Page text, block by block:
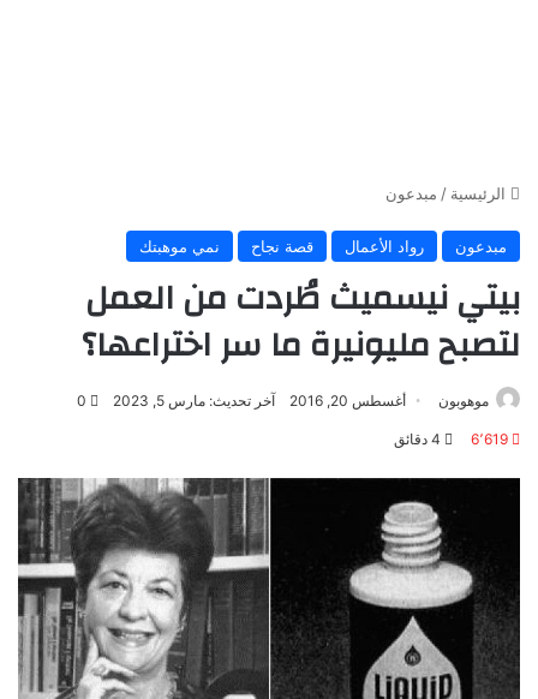
الرئيسية / مبدعون
مبدعون رواد الأعمال قصة نجاح نمي موهبتك
بيتي نيسميث طُردت من العمل
لتصبح مليونيرة ما سر اختراعها؟
موهوبون أغسطس 20, 2016 آخر تحديث: مارس 5, 2023 0
6٬619